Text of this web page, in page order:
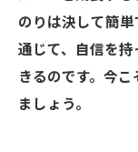
のりは決して簡
通じて、自信を
きるのです。今
ましょう。